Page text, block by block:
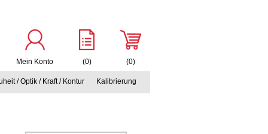
Mein Konto (0) (0)
/ Optik / Kraft / Kontur Kalibrierung